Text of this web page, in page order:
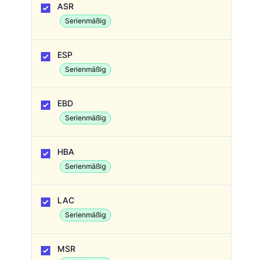
ASR
Serienmäßig
ESP
Serienmäßig
EBD
Serienmäßig
HBA
Serienmäßig
LAC
Serienmäßig
MSR